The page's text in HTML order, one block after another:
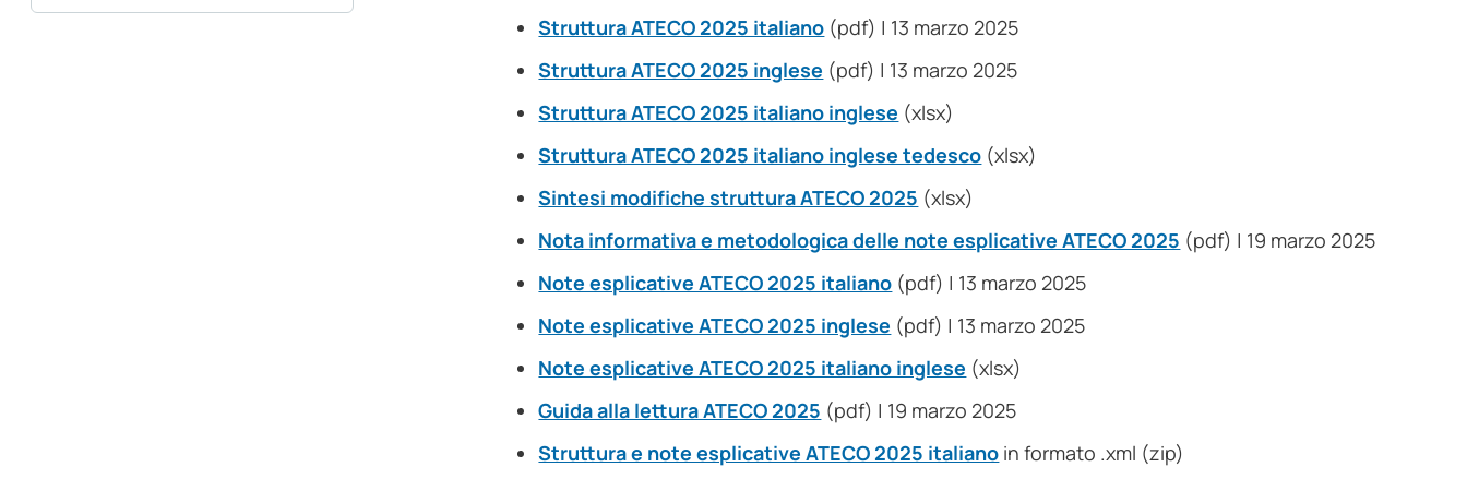
Struttura ATECO 2025 italiano (pdf) | 13 marzo 2025
Struttura ATECO 2025 inglese (pdf) | 13 marzo 2025
Struttura ATECO 2025 italiano inglese (xlsx)
Struttura ATECO 2025 italiano inglese tedesco (xlsx)
Sintesi modifiche struttura ATECO 2025 (xlsx)
Nota informativa e metodologica delle note esplicative ATECO 2025 (pdf) | 19 marzo 2025
Note esplicative ATECO 2025 italiano (pdf) | 13 marzo 2025
Note esplicative ATECO 2025 inglese (pdf) | 13 marzo 2025
Note esplicative ATECO 2025 italiano inglese (xlsx)
Guida alla lettura ATECO 2025 (pdf) | 19 marzo 2025
Struttura e note esplicative ATECO 2025 italiano in formato .xml (zip)